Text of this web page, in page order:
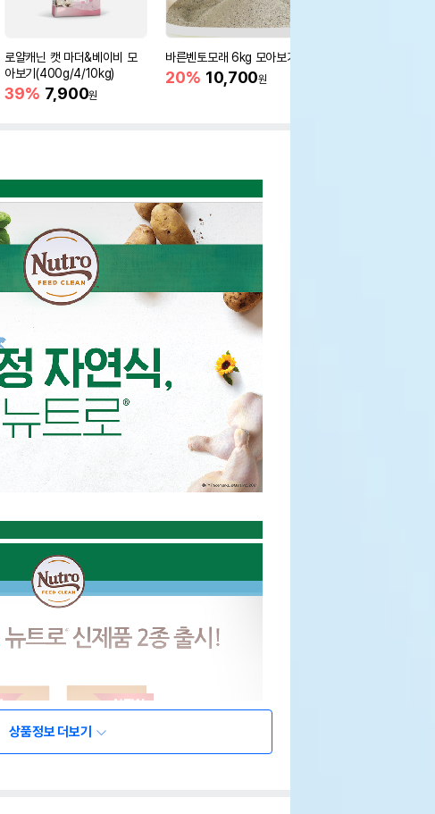
로얄캐닌 캣 마더&베이비 모
아보기(400g/4/10kg)
39% 7,900원
바른벤토모래 6kg 모아보기
20% 10,700원
상품정보 더보기